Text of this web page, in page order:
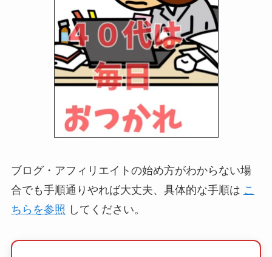
ブログ・アフィリエイトの始め方がわからない場
合でも手順通りやれば大丈夫、具体的な手順は こ
ちらを参照 してください。